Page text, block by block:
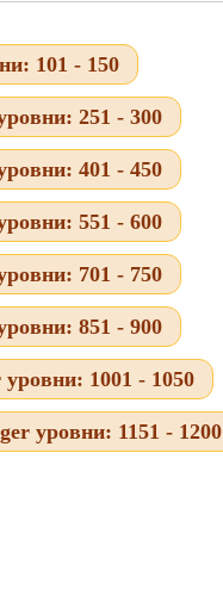
101 - 150
251 - 300
401 - 450
551 - 600
701 - 750
851 - 900
1001 - 1050
уровни: 1151 - 1200